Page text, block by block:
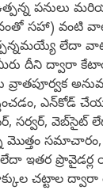
పనులు
సహా) వంటి
లేదా
దీని ద్వారా
వ్రాతపూర్వక
ఎన్‌కోడ్
సర్వర్,
మొత్తం
లేదా ఇతర
చట్టాల ద్వారా